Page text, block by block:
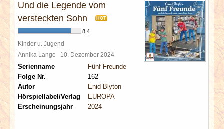
Und die Legende vom
versteckten Sohn
HOT
8,4
Kinder u. Jugend
Annika Lange 10. Dezember 2024
Serienname
Fünf Freunde
Folge Nr.
162
Autor
Enid Blyton
Hörspiellabel/Verlag
EUROPA
Erscheinungsjahr
2024